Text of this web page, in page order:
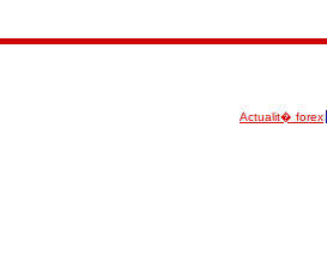
Actualit� forex